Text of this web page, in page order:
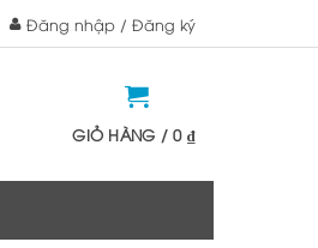
Đăng nhập / Đăng ký
GIỎ HÀNG /0 ₫